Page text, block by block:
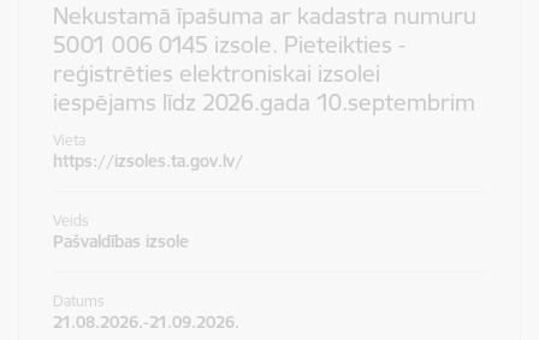
Nekustamā īpašuma ar kadastra numuru
5001 006 0145 izsole. Pieteikties -
reģistrēties elektroniskai izsolei
iespējams līdz 2026.gada 10.septembrim
Vieta
https://izsoles.ta.gov.lv/
Veids
Pašvaldības izsole
Datums
21.08.2026.-21.09.2026.